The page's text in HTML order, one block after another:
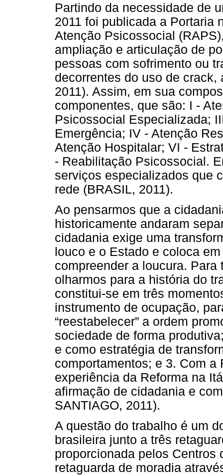
Partindo da necessidade de
2011 foi publicada a Portaria
Atenção Psicossocial
ampliação e articulação de
pessoas com sofrimento ou
decorrentes do uso de
2011). Assim, em sua
componentes, que são: I -
Psicossocial Especializada;
Emergência; IV - Atenção
Atenção Hospitalar; VI -
- Reabilitação Psicossocial.
serviços especializados que
rede (BRASIL, 2011).
Ao pensarmos que a
historicamente andaram
cidadania exige uma
louco e o Estado e coloca
compreender a loucura.
olharmos para a história do
constitui-se em três
instrumento de ocupação,
“reestabelecer” a ordem
sociedade de forma
e como estratégia de
comportamentos; e 3. Com
experiência da Reforma na
afirmação de cidadania e
SANTIAGO, 2011).
A questão do trabalho é um
brasileira junto a três
proporcionada pelos Centros
retaguarda de moradia